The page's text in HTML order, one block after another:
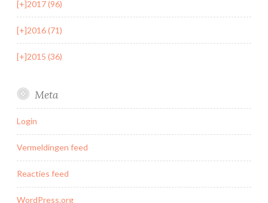
[+]2017 (96)
[+]2016 (71)
[+]2015 (36)
Meta
Login
Vermeldingen feed
Reacties feed
WordPress.org